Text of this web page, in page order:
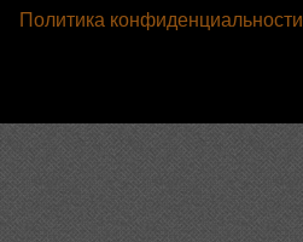
Политика конфиденциальности